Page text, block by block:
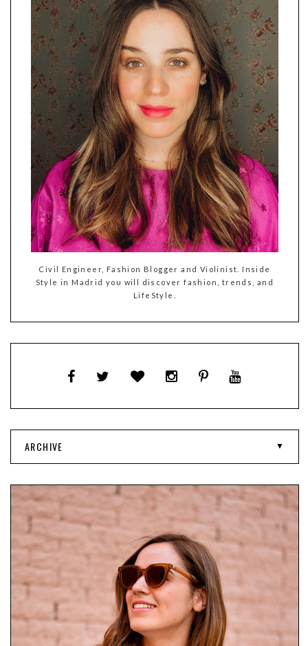
Civil Engineer, Fashion Blogger and Violinist. Inside
Style in Madrid you will discover fashion, trends, and
LifeStyle.
ARCHIVE